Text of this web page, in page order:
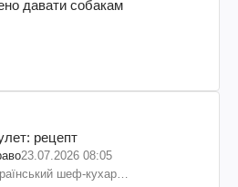
давати собакам
рецепт
23.07.2026 08:05
шеф-кухар